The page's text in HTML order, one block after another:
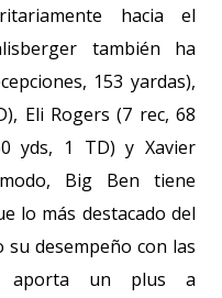
hacia el
también ha
153 yardas),
Eli Rogers (7 rec,68
yds, 1 TD) y Xavier
Big Ben tiene
lo más destacado del
su desempeño con las
aporta un plus a